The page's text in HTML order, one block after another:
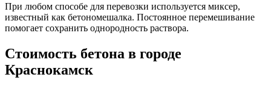
При любом способе для перевозки используется миксер,
известный как бетономешалка. Постоянное перемешивание
помогает сохранить однородность раствора.
Стоимость бетона в городе
Краснокамск